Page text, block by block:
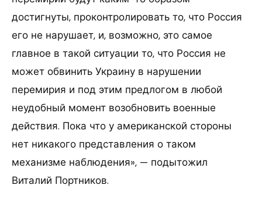
достигнуты, проконтролировать то, что Россия
его не нарушает, и, возможно, это самое
главное в такой ситуации то, что Россия не
может обвинить Украину в нарушении
перемирия и под этим предлогом в любой
неудобный момент возобновить военные
действия. Пока что у американской стороны
нет никакого представления о таком
механизме наблюдения», — подытожил
Виталий Портников.